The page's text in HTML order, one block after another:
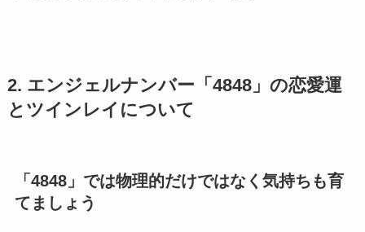
2. エンジェルナンバー「4848」の恋愛運
とツインレイについて
「4848」では物理的だけではなく気持ちも育
てましょう